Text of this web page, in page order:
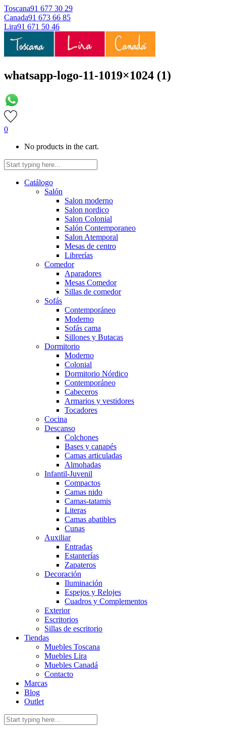
Toscana91 677 30 29
Canada91 673 66 85
Lira91 671 50 46
whatsapp-logo-11-1019×1024 (1)
0
No products in the cart.
Catálogo
Salón
Salon moderno
Salon nordico
Salon Colonial
Salón Contemporaneo
Salon Atemporal
Mesas de centro
Librerías
Comedor
Aparadores
Mesas Comedor
Sillas de comedor
Sofás
Contemporáneo
Moderno
Sofás cama
Sillones y Butacas
Dormitorio
Moderno
Colonial
Dormitorio Nórdico
Contemporáneo
Cabeceros
Armarios y vestidores
Tocadores
Cocina
Descanso
Colchones
Bases y canapés
Camas articuladas
Almohadas
Infantil-Juvenil
Compactos
Camas nido
Camas-tatamis
Literas
Camas abatibles
Cunas
Auxiliar
Entradas
Estanterías
Zapateros
Decoración
Iluminación
Espejos y Relojes
Cuadros y Complementos
Exterior
Escritorios
Sillas de escritorio
Tiendas
Muebles Toscana
Muebles Lira
Muebles Canadá
Contacto
Marcas
Blog
Outlet